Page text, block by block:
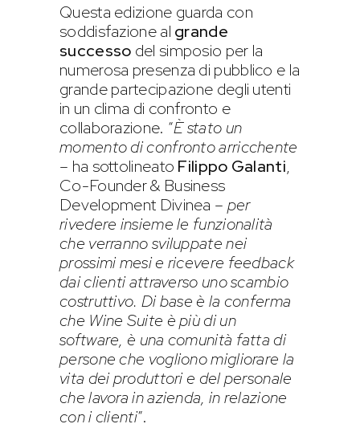
Questa edizione guarda con
soddisfazione al grande
successo del simposio per la
numerosa presenza di pubblico e la
grande partecipazione degli utenti
in un clima di confronto e
collaborazione. “È stato un
momento di confronto arricchente
– ha sottolineato Filippo Galanti,
Co-Founder & Business
Development Divinea – per
rivedere insieme le funzionalità
che verranno sviluppate nei
prossimi mesi e ricevere feedback
dai clienti attraverso uno scambio
costruttivo. Di base è la conferma
che Wine Suite è più di un
software, è una comunità fatta di
persone che vogliono migliorare la
vita dei produttori e del personale
che lavora in azienda, in relazione
con i clienti”.